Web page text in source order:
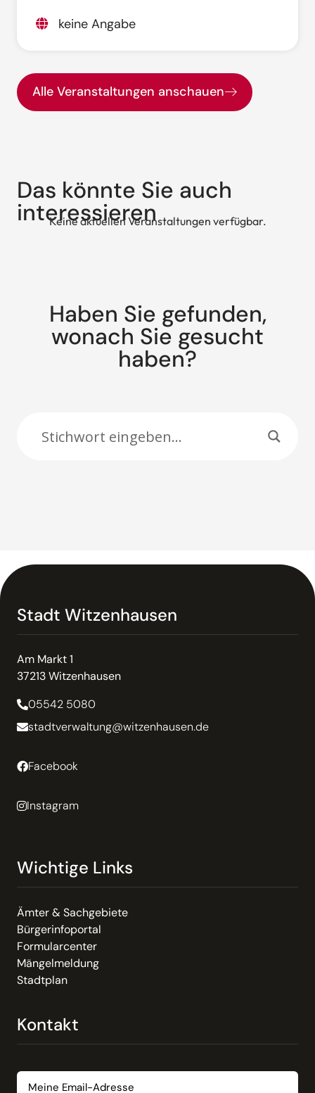
keine Angabe
Alle Veranstaltungen anschauen
Das könnte Sie auch
interessieren
Keine aktuellen Veranstaltungen verfügbar.
Haben Sie gefunden,
wonach Sie gesucht
haben?
Stadt Witzenhausen
Am Markt 1
37213 Witzenhausen
05542 5080
stadtverwaltung@witzenhausen.de
Facebook
Instagram
Wichtige Links
Ämter & Sachgebiete
Bürgerinfoportal
Formularcenter
Mängelmeldung
Stadtplan
Kontakt